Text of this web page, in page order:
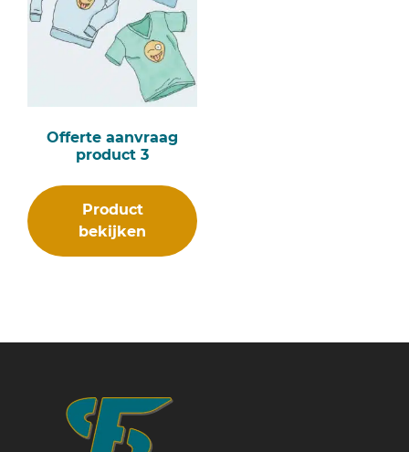
Offerte aanvraag
product 3
Product
bekijken